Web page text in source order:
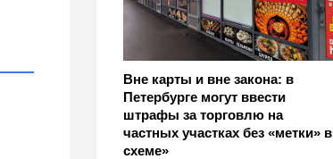
Вне карты и вне закона: в
Петербурге могут ввести
штрафы за торговлю на
частных участках без «метки» в
схеме»